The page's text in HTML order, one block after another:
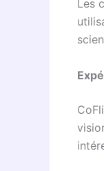
Les